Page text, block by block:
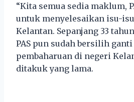
“Kita semua sedia maklum,
untuk menyelesaikan isu-
Kelantan. Sepanjang 33
PAS pun sudah bersilih
pembaharuan di negeri
ditakuk yang lama.